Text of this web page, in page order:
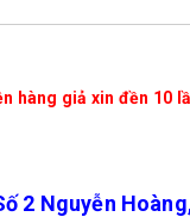
hàng giả xin đền 10
2 Nguyễn